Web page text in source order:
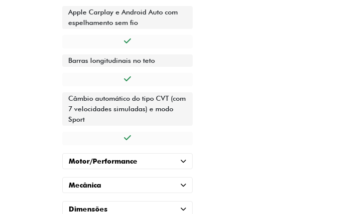
Apple Carplay e Android Auto com
espelhamento sem fio
Barras longitudinais no teto
Câmbio automático do tipo CVT (com
7 velocidades simuladas) e modo
Sport
Motor/Performance
Mecânica
Dimensões